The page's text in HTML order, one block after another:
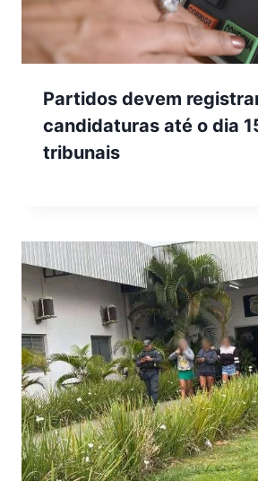
Partidos devem
candidaturas até o dia
tribunais